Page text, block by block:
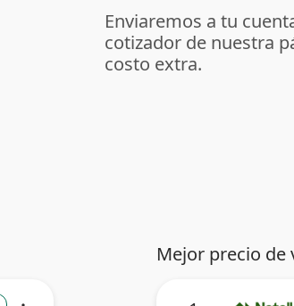
Enviaremos a tu
cotizador de nuestra
costo extra.
Mejor precio de